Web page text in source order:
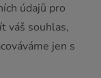
údajů pro
váš souhlas,
jen s